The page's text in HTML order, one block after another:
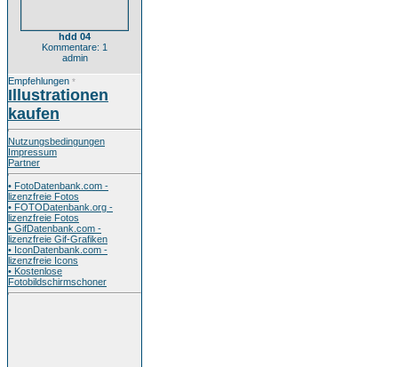
hdd 04
Kommentare: 1
admin
Empfehlungen *
Illustrationen
kaufen
Nutzungsbedingungen
Impressum
Partner
• FotoDatenbank.com -
lizenzfreie Fotos
• FOTODatenbank.org -
lizenzfreie Fotos
• GifDatenbank.com -
lizenzfreie Gif-Grafiken
• IconDatenbank.com -
lizenzfreie Icons
• Kostenlose
Fotobildschirmschoner